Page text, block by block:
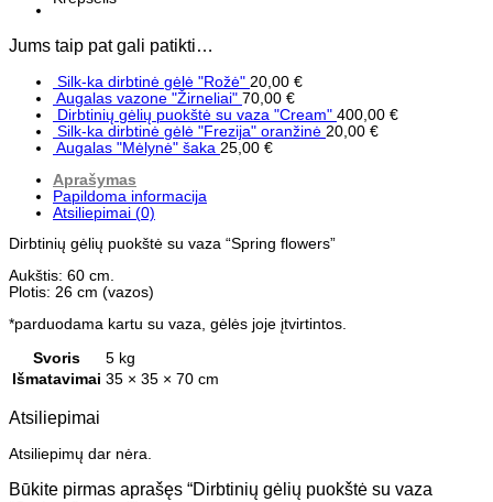
Jums taip pat gali patikti…
Silk-ka dirbtinė gėlė "Rožė" 20,00 €
Augalas vazone "Žirneliai" 70,00 €
Dirbtinių gėlių puokštė su vaza "Cream" 400,00 €
Silk-ka dirbtinė gėlė "Frezija" oranžinė 20,00 €
Augalas "Mėlynė" šaka 25,00 €
Aprašymas
Papildoma informacija
Atsiliepimai (0)
Dirbtinių gėlių puokštė su vaza “Spring flowers”
Aukštis: 60 cm.
Plotis: 26 cm (vazos)
*parduodama kartu su vaza, gėlės joje įtvirtintos.
Svoris
5 kg
Išmatavimai 35 × 35 × 70 cm
Atsiliepimai
Atsiliepimų dar nėra.
Būkite pirmas aprašęs “Dirbtinių gėlių puokštė su vaza